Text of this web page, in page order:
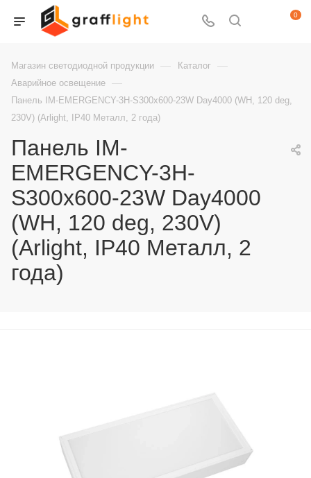
0
Магазин светодиодной продукции — Каталог —
Аварийное освещение —
Панель IM-EMERGENCY-3H-S300x600-23W Day4000 (WH, 120 deg,
230V) (Arlight, IP40 Металл, 2 года)
Панель IM-
EMERGENCY-3H-
S300x600-23W Day4000
(WH, 120 deg, 230V)
(Arlight, IP40 Металл, 2
года)